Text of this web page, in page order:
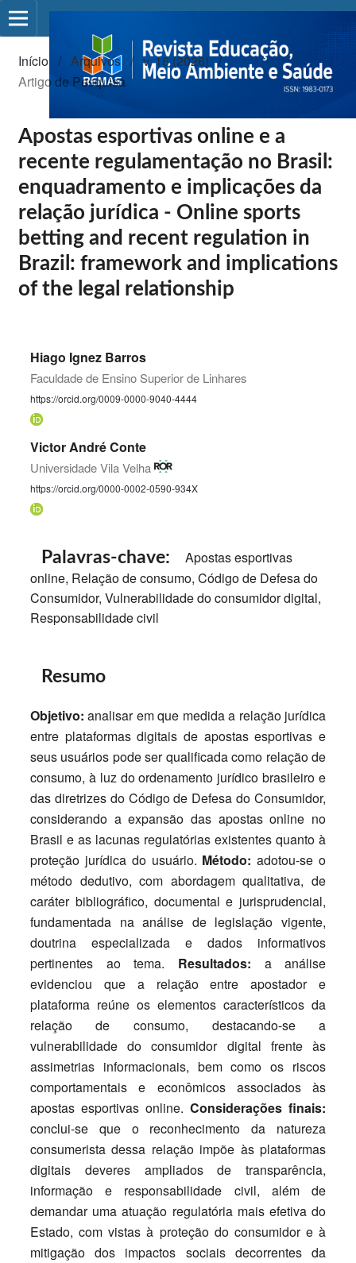
Início / Arquivos / v. 16 (2026) /
Artigo de Pesquisa
Apostas esportivas online e a
recente regulamentação no Brasil:
enquadramento e implicações da
relação jurídica - Online sports
betting and recent regulation in
Brazil: framework and implications
of the legal relationship
Hiago Ignez Barros
Faculdade de Ensino Superior de Linhares
https://orcid.org/0009-0000-9040-4444
Victor André Conte
Universidade Vila Velha
https://orcid.org/0000-0002-0590-934X
Palavras-chave:
Apostas esportivas
online, Relação de consumo, Código de Defesa do
Consumidor, Vulnerabilidade do consumidor digital,
Responsabilidade civil
Resumo
Objetivo: analisar em que medida a relação jurídica
entre plataformas digitais de apostas esportivas e
seus usuários pode ser qualificada como relação de
consumo, à luz do ordenamento jurídico brasileiro e
das diretrizes do Código de Defesa do Consumidor,
considerando a expansão das apostas online no
Brasil e as lacunas regulatórias existentes quanto à
proteção jurídica do usuário. Método: adotou-se o
método dedutivo, com abordagem qualitativa, de
caráter bibliográfico, documental e jurisprudencial,
fundamentada na análise de legislação vigente,
doutrina especializada e dados informativos
pertinentes ao tema. Resultados: a análise
evidenciou que a relação entre apostador e
plataforma reúne os elementos característicos da
relação de consumo, destacando-se a
vulnerabilidade do consumidor digital frente às
assimetrias informacionais, bem como os riscos
comportamentais e econômicos associados às
apostas esportivas online.Considerações finais:
conclui-se que o reconhecimento da natureza
consumerista dessa relação impõe às plataformas
digitais deveres ampliados de transparência,
informação e responsabilidade civil, além de
demandar uma atuação regulatória mais efetiva do
Estado, com vistas à proteção do consumidor e à
mitigação dos impactos sociais decorrentes da